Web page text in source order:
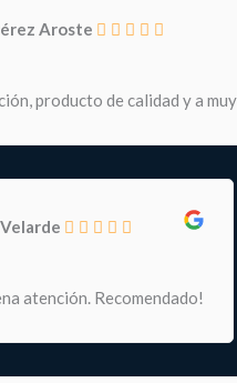
Aroste
producto de calidad y a
atención. Recomendado!